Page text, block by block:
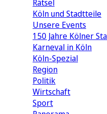
Rätsel
Köln und Stadtteile
Unsere Events
150 Jahre Kölner
Karneval in Köln
Köln-Spezial
Region
Politik
Wirtschaft
Sport